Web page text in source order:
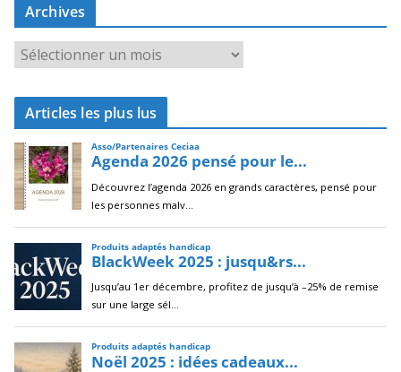
Archives
r
c
i
v
e
s
Articles les plus lus